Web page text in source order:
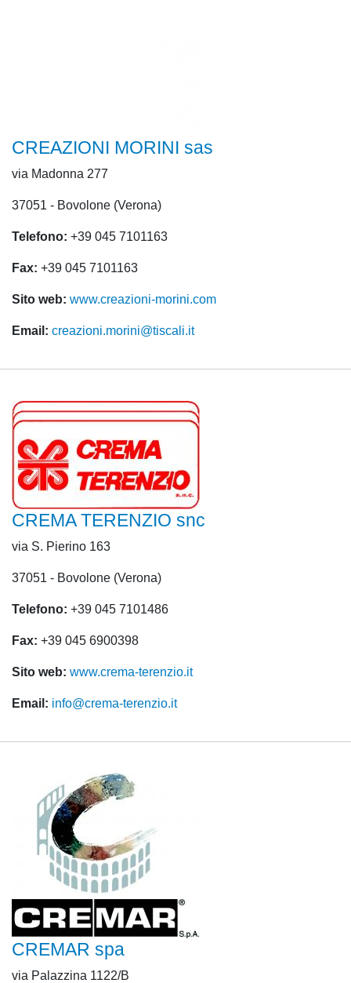
CREAZIONI MORINI sas
via Madonna 277
37051 - Bovolone (Verona)
Telefono: +39 045 7101163
Fax: +39 045 7101163
Sito web: www.creazioni-morini.com
Email: creazioni.morini@tiscali.it
CREMA TERENZIO snc
via S. Pierino 163
37051 - Bovolone (Verona)
Telefono: +39 045 7101486
Fax: +39 045 6900398
Sito web: www.crema-terenzio.it
Email: info@crema-terenzio.it
CREMAR spa
via Palazzina 1122/B